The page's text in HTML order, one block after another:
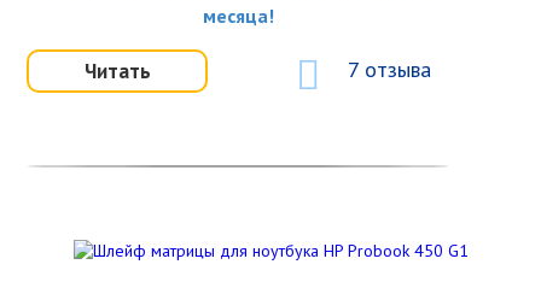
месяца!
Читать 7 отзыва